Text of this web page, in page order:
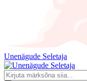
Unenägude Seletaja